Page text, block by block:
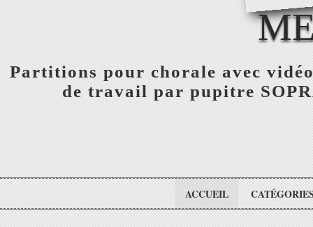
Partitions pour chorale avec
de travail par pupitre
ACCUEIL